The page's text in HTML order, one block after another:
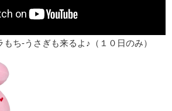
もち-うさぎも来るよ♪（１０日のみ）